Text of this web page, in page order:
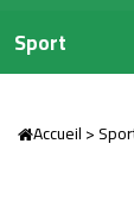
Sport
Accueil>